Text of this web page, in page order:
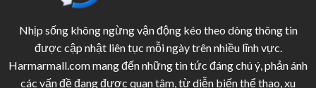
Nhịp sống không ngừng vận động kéo theo dòng thông tin
được cập nhật liên tục mỗi ngày trên nhiều lĩnh vực.
Harmarmall.com mang đến những tin tức đáng chú ý, phản ánh
các vấn đề đang được quan tâm, từ diễn biến thể thao, xu